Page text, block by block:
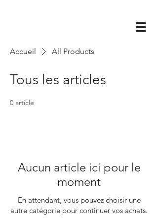
Accueil All Products
Tous les articles
0 article
Aucun article ici pour le
moment
En attendant, vous pouvez choisir une
autre catégorie pour continuer vos achats.